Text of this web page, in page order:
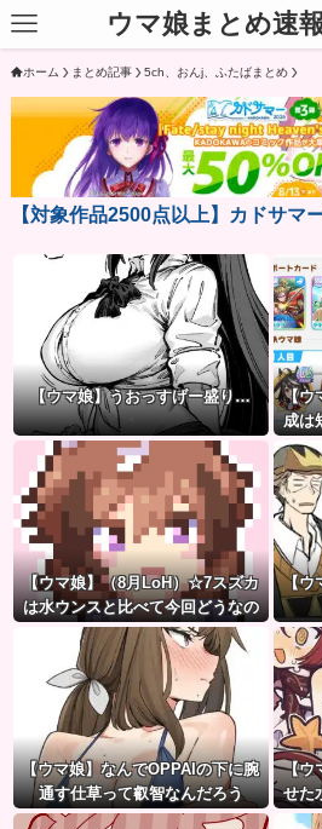
ウマ娘まとめ速
ホーム まとめ記事 5ch、おんj、ふたばまとめ
【対象作品2500点以上】カドサマ
【ウマ娘】うおっすげー盛り…
【ウ
成は
編成
【ウマ娘】（8月LoH）☆7スズカ
は水ウンスと比べて今回どうなの
だ？
【ウ
【ウマ娘】なんでOPPAIの下に腕
通す仕草って叡智なんだろう
【ウ
せた